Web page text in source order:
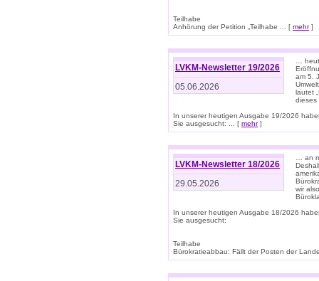
Teilhabe
Anhörung der Petition „Teilhabe ... [ mehr]
LVKM-Newsletter 19/2026
05.06.2026
…
am 5.
lautet
dieses
In unserer heutigen Ausgabe 19/2026
Sie ausgesucht: ... [ mehr]
LVKM-Newsletter 18/2026
29.05.2026
… an
wir
In unserer heutigen Ausgabe 18/2026
Sie ausgesucht:
Teilhabe
Bürokratieabbau: Fällt der Posten der